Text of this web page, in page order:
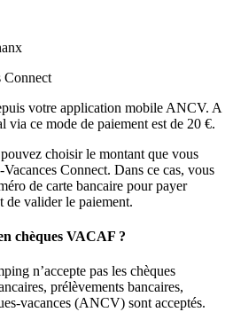
Connect
votre application mobile ANCV. A
via ce mode de paiement est de 20 €.
choisir le montant que vous
Connect. Dans ce cas, vous
de carte bancaire pour payer
de valider le paiement.
chèques VACAF ?
n’accepte pas les chèques
prélèvements bancaires,
vacances (ANCV) sont acceptés.